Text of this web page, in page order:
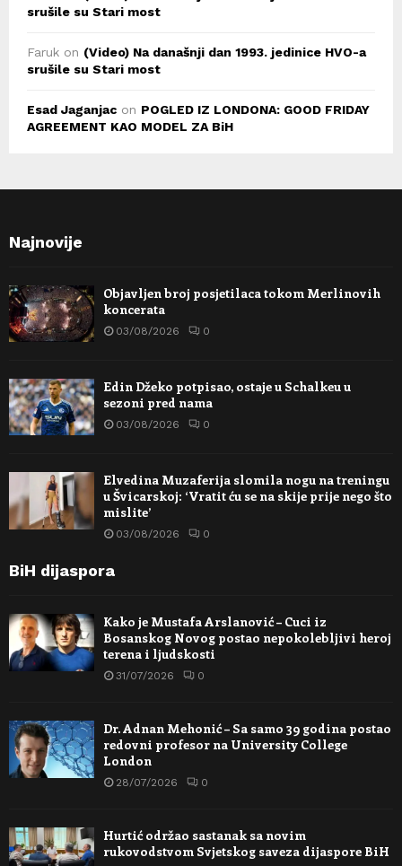
srušile su Stari most
Faruk on (Video) Na današnji dan 1993. jedinice HVO-a
srušile su Stari most
Esad Jaganjac on POGLED IZ LONDONA: GOOD FRIDAY
AGREEMENT KAO MODEL ZA BiH
Najnovije
Objavljen broj posjetilaca tokom Merlinovih
koncerata
03/08/2026 0
Edin Džeko potpisao, ostaje u Schalkeu u
sezoni pred nama
03/08/2026 0
Elvedina Muzaferija slomila nogu na treningu
u Švicarskoj: ‘Vratit ću se na skije prije nego što
mislite’
03/08/2026 0
BiH dijaspora
Kako je Mustafa Arslanović – Cuci iz
Bosanskog Novog postao nepokolebljivi heroj
terena i ljudskosti
31/07/2026 0
Dr. Adnan Mehonić – Sa samo 39 godina postao
redovni profesor na University College
London
28/07/2026 0
Hurtić održao sastanak sa novim
rukovodstvom Svjetskog saveza dijaspore BiH